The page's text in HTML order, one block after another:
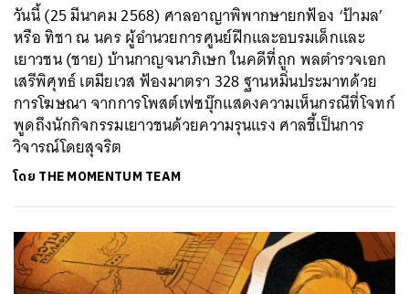
วันนี้ (25 มีนาคม 2568) ศาลอาญาพิพากษายกฟ้อง ‘ป้ามล’
หรือ ทิชา ณ นคร ผู้อำนวยการศูนย์ฝึกและอบรมเด็กและ
เยาวชน (ชาย) บ้านกาญจนาภิเษก ในคดีที่ถูก พลตำรวจเอก
เสรีพิศุทธ์ เตมียเวส ฟ้องมาตรา 328 ฐานหมิ่นประมาทด้วย
การโฆษณา จากการโพสต์เฟซบุ๊กแสดงความเห็นกรณีที่โจทก์
พูดถึงนักกิจกรรมเยาวชนด้วยความรุนแรง ศาลชี้เป็นการ
วิจารณ์โดยสุจริต
โดย THE MOMENTUM TEAM
ค้นหา
SHARE TWEET